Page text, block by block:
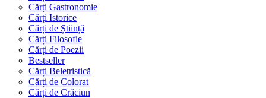
Cărți Gastronomie
Cărți Istorice
Cărți de Știință
Cărți Filosofie
Cărți de Poezii
Bestseller
Cărți Beletristică
Cărți de Colorat
Cărți de Crăciun